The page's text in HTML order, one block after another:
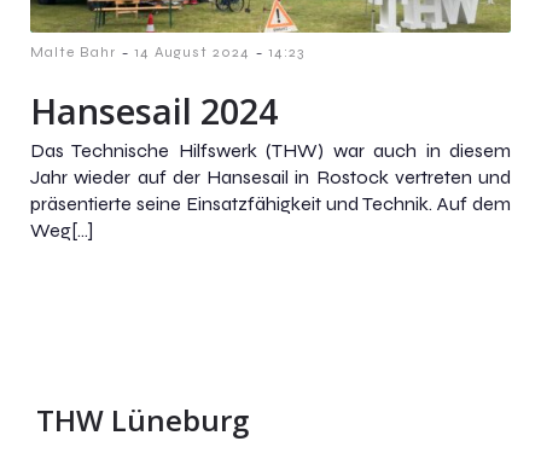
Malte Bahr - 14 August 2024 - 14:23
Hansesail 2024
Das Technische Hilfswerk (THW) war auch in diesem
Jahr wieder auf der Hansesail in Rostock vertreten und
präsentierte seine Einsatzfähigkeit und Technik. Auf dem
Weg[…]
THW Lüneburg